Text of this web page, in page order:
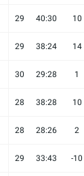
29 40:30 10
29 38:24 14
30 29:28 1
28 38:28 10
28 28:26 2
29 33:43 -10